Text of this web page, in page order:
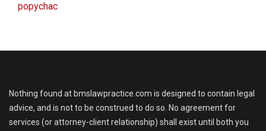
popychac
Nothing found at bmslawpractice.com is designed to contain legal
advice, and is not to be construed to do so. No agreement for
services (or attorney-client relationship) shall exist until both you